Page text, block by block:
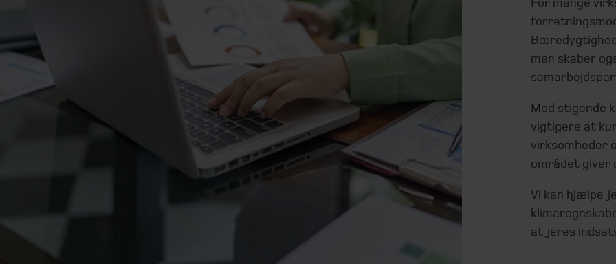
For mange
men skaber
Med stigende
vigtigere at
virksomheder
området giver
Vi kan hjælpe
at jeres